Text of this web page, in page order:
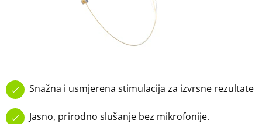
Snažna i usmjerena stimulacija za izvrsne rezultate
Jasno, prirodno slušanje bez mikrofonije.